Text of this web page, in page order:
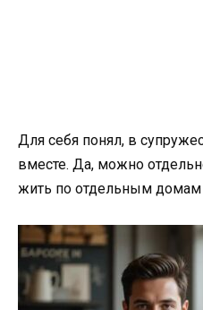
Для себя понял, в
вместе. Да, можно
жить по отдельным домам